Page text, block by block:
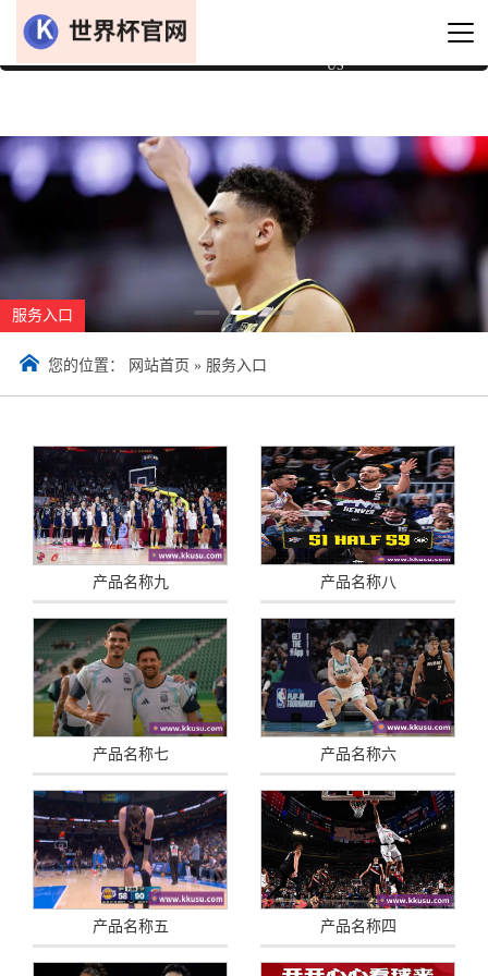
网站首页
HOME
服务入口
PRODUCT
应用方案
CASE
权威认证
US
全球合作
MESSAGE
服务入口
您的位置： 网站首页 » 服务入口
产品名称九 产品名称八
产品名称七 产品名称六
产品名称五 产品名称四